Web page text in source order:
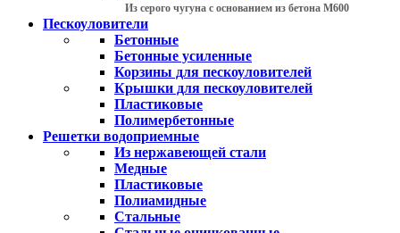
Из серого чугуна с основанием из бетона М600
Пескоуловители
Бетонные
Бетонные усиленные
Корзины для пескоуловителей
Крышки для пескоуловителей
Пластиковые
Полимербетонные
Решетки водоприемные
Из нержавеющей стали
Медные
Пластиковые
Полиамидные
Стальные